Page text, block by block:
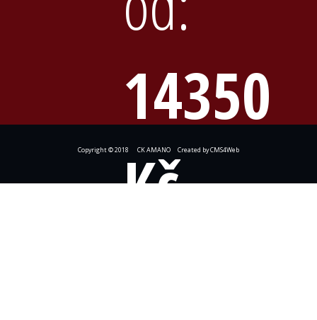
14350
Kč
Copyright © 2018 CK AMANO Created byCMS4Web